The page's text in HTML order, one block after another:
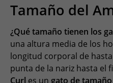
Tamaño del
¿Qué tamaño tienen los
una altura media de los
longitud corporal de
punta de la nariz hasta el
Curl es un gato de